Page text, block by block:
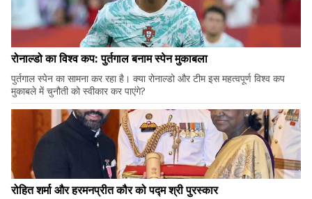
रोनाल्डो का विश्व कप: पुर्तगाल बनाम स्पेन मुकाबला
पुर्तगाल स्पेन का सामना कर रहा है। क्या रोनाल्डो और टीम इस महत्वपूर्ण विश्व कप
मुकाबले में चुनौती को स्वीकार कर पाएंगे?
रोहित शर्मा और हरमनप्रीत कौर को पद्म श्री पुरस्कार